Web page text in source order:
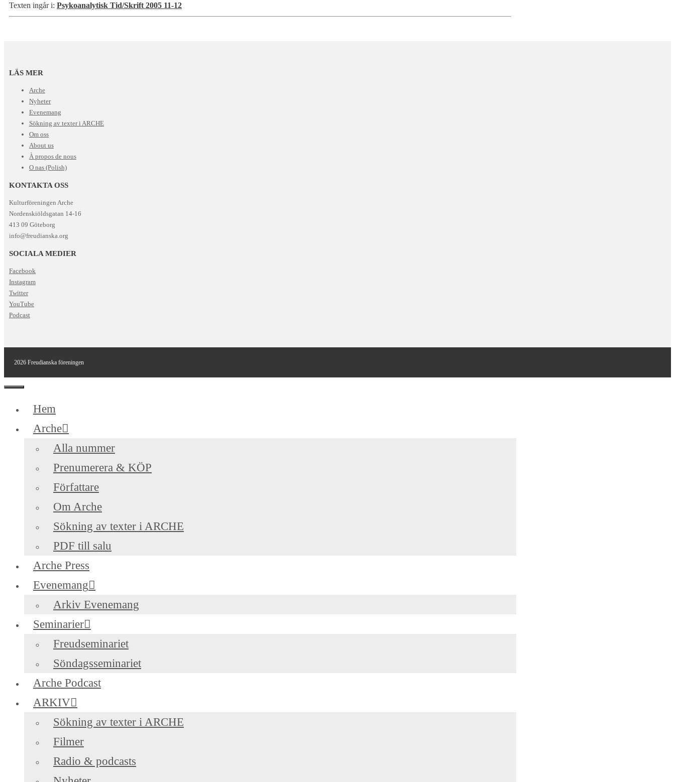
Texten ingår i: Psykoanalytisk Tid/Skrift 2005 11-12
LÄS MER
Arche
Nyheter
Evenemang
Sökning av texter i ARCHE
Om oss
About us
À propos de nous
O nas (Polish)
KONTAKTA OSS
Kulturföreningen Arche
Nordenskiöldsgatan 14-16
413 09 Göteborg
info@freudianska.org
SOCIALA MEDIER
Facebook
Instagram
Twitter
YouTube
Podcast
2026 Freudianska föreningen
Stäng
Hem
Arche
Alla nummer
Prenumerera & KÖP
Författare
Om Arche
Sökning av texter i ARCHE
PDF till salu
Arche Press
Evenemang
Arkiv Evenemang
Seminarier
Freudseminariet
Söndagsseminariet
Arche Podcast
ARKIV
Sökning av texter i ARCHE
Filmer
Radio & podcasts